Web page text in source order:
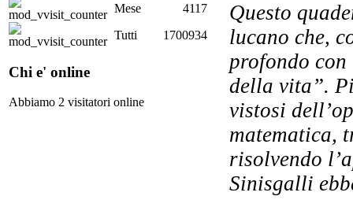
Mese
4117
Tutti
1700934
Chi e' online
Abbiamo 2 visitatori online
Questo
lucano che,
profondo
della vita”.
vistosi
matematica,
risolvendo
Sinisgalli